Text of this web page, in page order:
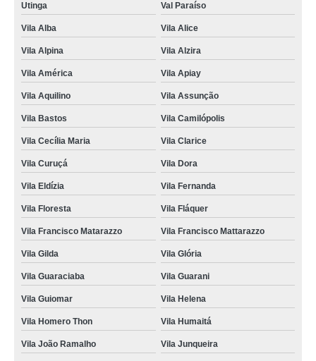
Utinga Val Paraíso
Vila Alba Vila Alice
Vila Alpina Vila Alzira
Vila América Vila Apiay
Vila Aquilino Vila Assunção
Vila Bastos Vila Camilópolis
Vila Cecília Maria Vila Clarice
Vila Curuçá Vila Dora
Vila Eldízia Vila Fernanda
Vila Floresta Vila Fláquer
Vila Francisco Matarazzo Vila Francisco Mattarazzo
Vila Gilda Vila Glória
Vila Guaraciaba Vila Guarani
Vila Guiomar Vila Helena
Vila Homero Thon Vila Humaitá
Vila João Ramalho Vila Junqueira